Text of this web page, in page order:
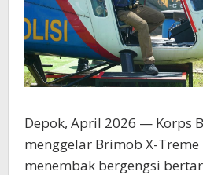
Depok, April 2026 — Korps
menggelar Brimob X-
menembak bergengsi